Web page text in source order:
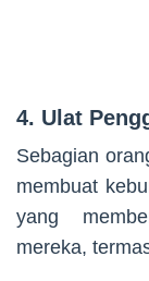
4. Ulat
Sebagian
membuat
yang
mereka,